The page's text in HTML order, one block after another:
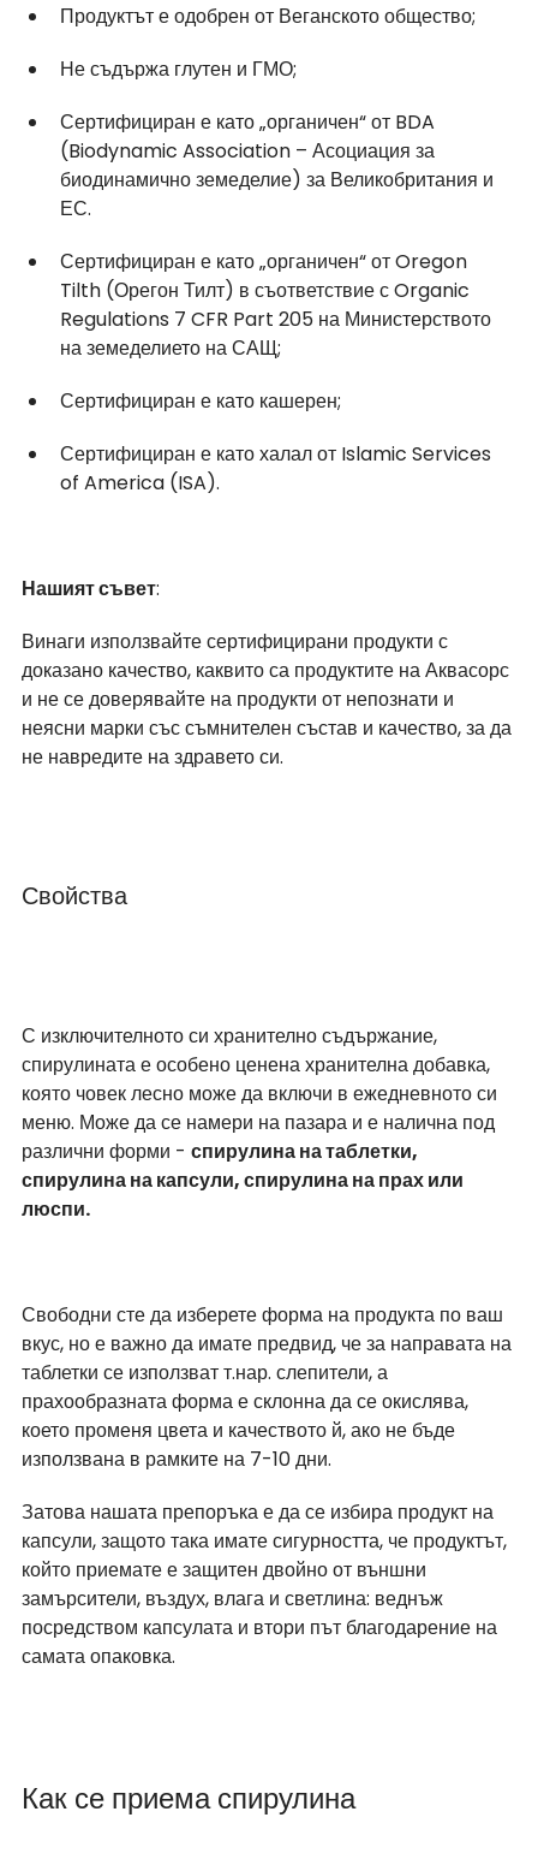
Продуктът е одобрен от Веганското общество;
Не съдържа глутен и ГМО;
Сертифициран е като „органичен“ от BDA
(Biodynamic Association – Асоциация за
биодинамично земеделие) за Великобритания и
ЕС.
Сертифициран е като „органичен“ от Oregon
Tilth (Орегон Тилт) в съответствие с Organic
Regulations 7 CFR Part 205 на Министерството
на земеделието на САЩ;
Сертифициран е като кашерен;
Сертифициран е като халал от Islamic Services
of America (ISA).
Нашият съвет:
Винаги използвайте сертифицирани продукти с
доказано качество, каквито са продуктите на Аквасорс
и не се доверявайте на продукти от непознати и
неясни марки със съмнителен състав и качество, за да
не навредите на здравето си.
Свойства
С изключителното си хранително съдържание,
спирулината е особено ценена хранителна добавка,
която човек лесно може да включи в ежедневното си
меню. Може да се намери на пазара и е налична под
различни форми - спирулина на таблетки,
спирулина на капсули, спирулина на прах или
люспи.
Свободни сте да изберете форма на продукта по ваш
вкус, но е важно да имате предвид, че за направата на
таблетки се използват т.нар. слепители, а
прахообразната форма е склонна да се окислява,
което променя цвета и качеството й, ако не бъде
използвана в рамките на 7-10 дни.
Затова нашата препоръка е да се избира продукт на
капсули, защото така имате сигурността, че продуктът,
който приемате е защитен двойно от външни
замърсители, въздух, влага и светлина: веднъж
посредством капсулата и втори път благодарение на
самата опаковка.
Как се приема спирулина